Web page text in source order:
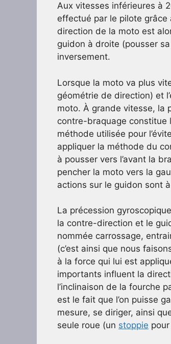
Aux vitesses inférieures à
effectué par le pilote grâce
direction de la moto est
guidon à droite (pousser
inversement.
Lorsque la moto va plus
géométrie de direction) et
moto. À grande vitesse, la
contre-braquage constitue
méthode utilisée pour
appliquer la méthode du
à pousser vers l’avant la
pencher la moto vers la
actions sur le guidon sont
La précession
la contre-direction et le
nommée carrossage,
(c’est ainsi que nous
à la force qui lui est
importants influent la
l’inclinaison de la fourche
est le fait que l’on puisse
mesure, se diriger, ainsi
seule roue (un stoppie